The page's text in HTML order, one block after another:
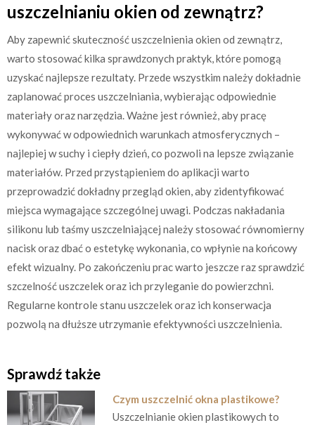
uszczelnianiu okien od zewnątrz?
Aby zapewnić skuteczność uszczelnienia okien od zewnątrz,
warto stosować kilka sprawdzonych praktyk, które pomogą
uzyskać najlepsze rezultaty. Przede wszystkim należy dokładnie
zaplanować proces uszczelniania, wybierając odpowiednie
materiały oraz narzędzia. Ważne jest również, aby pracę
wykonywać w odpowiednich warunkach atmosferycznych –
najlepiej w suchy i ciepły dzień, co pozwoli na lepsze związanie
materiałów. Przed przystąpieniem do aplikacji warto
przeprowadzić dokładny przegląd okien, aby zidentyfikować
miejsca wymagające szczególnej uwagi. Podczas nakładania
silikonu lub taśmy uszczelniającej należy stosować równomierny
nacisk oraz dbać o estetykę wykonania, co wpłynie na końcowy
efekt wizualny. Po zakończeniu prac warto jeszcze raz sprawdzić
szczelność uszczelek oraz ich przyleganie do powierzchni.
Regularne kontrole stanu uszczelek oraz ich konserwacja
pozwolą na dłuższe utrzymanie efektywności uszczelnienia.
Sprawdź także
Czym uszczelnić okna plastikowe?
Uszczelnianie okien plastikowych to